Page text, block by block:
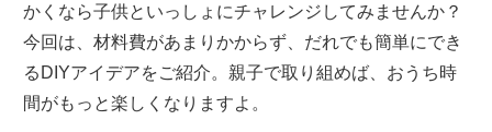
かくなら子供といっしょにチャレンジしてみませんか？
今回は、材料費があまりかからず、だれでも簡単にでき
るDIYアイデアをご紹介。親子で取り組めば、おうち時
間がもっと楽しくなりますよ。